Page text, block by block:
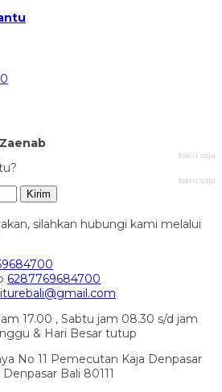
Zaenab
baru saja
baru saja
Kirim
silahkan hubungi kami melalui
6287769684700
17.00 , Sabtu jam 08.30 s/d jam
& Hari Besar tutup
No 11 Pemecutan Kaja Denpasar
Denpasar Bali 80111